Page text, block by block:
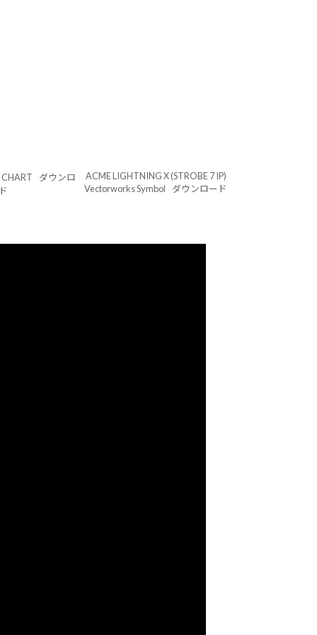
ダウンロ
ACME LIGHTNING X (STROBE 7 IP)
Vectorworks Symbol
ダウンロード